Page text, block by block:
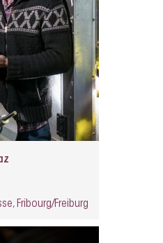
Fribourg/Freiburg